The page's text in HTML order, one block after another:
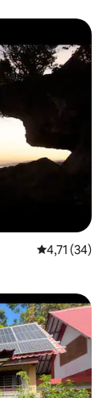
4,71 (34)